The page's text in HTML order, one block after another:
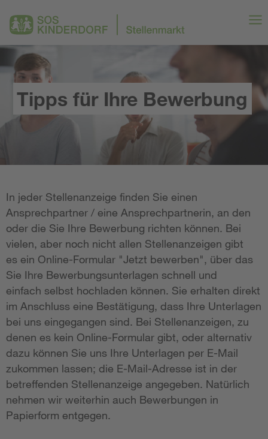
Tipps für Ihre Bewerbung
In jeder Stellenanzeige finden Sie einen
Ansprechpartner / eine Ansprechpartnerin, an den
oder die Sie Ihre Bewerbung richten können. Bei
vielen, aber noch nicht allen Stellenanzeigen gibt
es ein Online-Formular "Jetzt bewerben", über das
Sie Ihre Bewerbungsunterlagen schnell und
einfach selbst hochladen können. Sie erhalten direkt
im Anschluss eine Bestätigung, dass Ihre Unterlagen
bei uns eingegangen sind. Bei Stellenanzeigen, zu
denen es kein Online-Formular gibt, oder alternativ
dazu können Sie uns Ihre Unterlagen per E-Mail
zukommen lassen; die E-Mail-Adresse ist in der
betreffenden Stellenanzeige angegeben. Natürlich
nehmen wir weiterhin auch Bewerbungen in
Papierform entgegen.